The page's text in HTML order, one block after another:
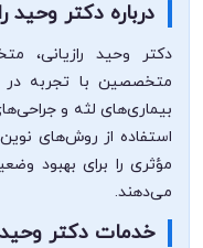
درباره دکتر وحید
دکتر وحید رازیانی،
متخصصین با تجربه در
بیماری‌های لثه و
استفاده از روش‌های
مؤثری را برای بهبود
می‌دهند.
خدمات دکتر وحید